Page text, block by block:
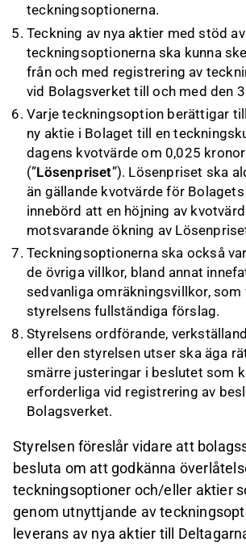
teckningsoptionerna.
Teckning av nya aktier med stöd av
teckningsoptionerna ska kunna
från och med registrering av
vid Bolagsverket till och med den
Varje teckningsoption berättigar
ny aktie i Bolaget till en
dagens kvotvärde om 0,025
(”Lösenpriset”). Lösenpriset ska
än gällande kvotvärde för
innebörd att en höjning av
motsvarande ökning av
Teckningsoptionerna ska också
de övriga villkor, bland annat
sedvanliga omräkningsvillkor, som
styrelsens fullständiga förslag.
Styrelsens ordförande,
eller den styrelsen utser ska äga
smärre justeringar i beslutet som
erforderliga vid registrering av
Bolagsverket.
Styrelsen föreslår vidare att
besluta om att godkänna
teckningsoptioner och/eller aktier
genom utnyttjande av
leverans av nya aktier till